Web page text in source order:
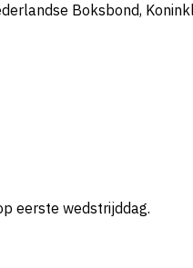
Boksbond,
eerste wedstrijddag.